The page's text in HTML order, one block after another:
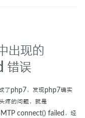
出现的
错误
了php7，发现php7确实
疼的问题，就是
connect() failed，经